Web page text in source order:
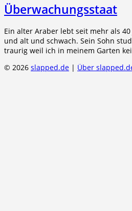
Überwachungsstaat
Ein alter Araber lebt seit mehr als
und alt und schwach. Sein Sohn
traurig weil ich in meinem Garten
© 2026 slapped.de | Über